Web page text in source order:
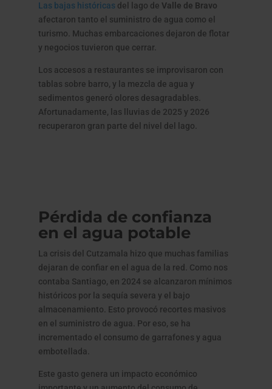
Las bajas históricasdel lago de Valle de Bravo
afectaron tanto el suministro de agua como el
turismo. Muchas embarcaciones dejaron de flotar
y negocios tuvieron que cerrar.
Los accesos a restaurantes se improvisaron con
tablas sobre barro, y la mezcla de agua y
sedimentos generó olores desagradables.
Afortunadamente, las lluvias de 2025 y 2026
recuperaron gran parte del nivel del lago.
Pérdida de confianza
en el agua potable
La crisis del Cutzamala hizo que muchas familias
dejaran de confiar en el agua de la red. Como nos
contaba Santiago, en 2024 se alcanzaron mínimos
históricos por la sequía severa y el bajo
almacenamiento. Esto provocó recortes masivos
en el suministro de agua. Por eso, se ha
incrementado el consumo de garrafones y agua
embotellada.
Este gasto genera un impacto económico